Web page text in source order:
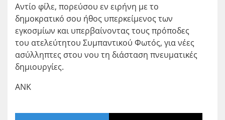
Αντίο φίλε, πορεύσου εν ειρήνη με το
δημοκρατικό σου ήθος υπερκείμενος των
εγκοσμίων και υπερβαίνοντας τους πρόποδες
του ατελεύτητου Συμπαντικού Φωτός, για νέες
ασύλληπτες στου νου τη διάσταση πνευματικές
δημιουργίες.
ΑΝΚ